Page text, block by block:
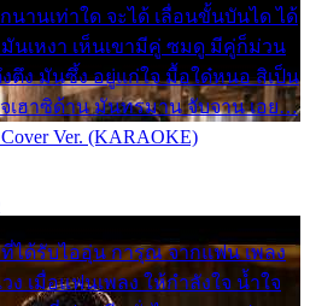
นานเท่าใด จะได้ เลื่อนขั้นบันได ได้
มันเหงา เห็นเขามีคู่ ซมดู มีคู่ก็ม่วน
ตึง มันซึ้ง อยู่แก่ใจ มื้อใด๋หนอ สิเป็น
จเฮาซิด้าน มันทรมาน จับจาน เอย…
Ver. (KARAOKE)
ได้รับไออุ่น การุณ จากแฟน เพลง
ง เมื่อแฟนเพลง ให้กำลังใจ น้ำใจ